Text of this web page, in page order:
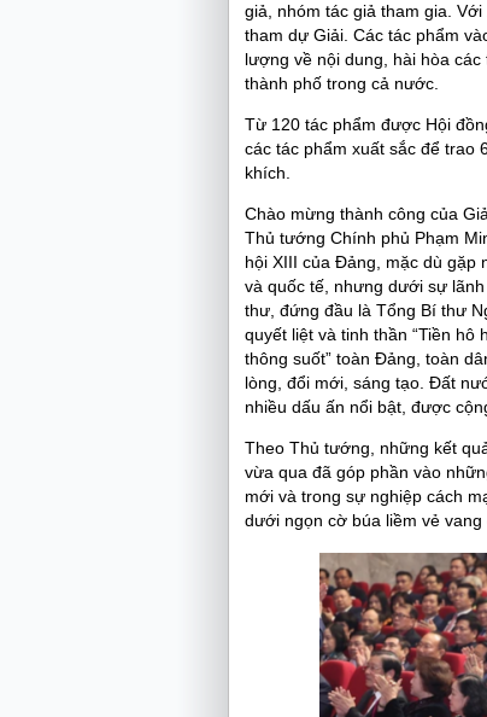
giả, nhóm tác giả tham gia.
tham dự Giải. Các tác phẩm
lượng về nội dung, hài hòa các
thành phố trong cả nước.
Từ 120 tác phẩm được Hội
các tác phẩm xuất sắc để trao
khích.
Chào mừng thành công của
Thủ tướng Chính phủ Phạm
hội XIII của Đảng, mặc dù gặp
và quốc tế, nhưng dưới sự
thư, đứng đầu là Tổng Bí thư
quyết liệt và tinh thần “Tiền hô
thông suốt” toàn Đảng, toàn
lòng, đổi mới, sáng tạo. Đất
nhiều dấu ấn nổi bật, được
Theo Thủ tướng, những kết
vừa qua đã góp phần vào
mới và trong sự nghiệp cách
dưới ngọn cờ búa liềm vẻ vang